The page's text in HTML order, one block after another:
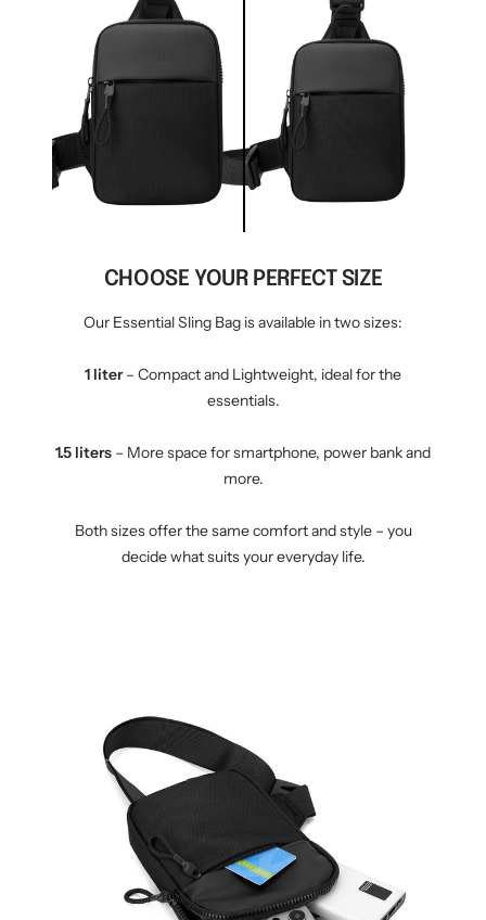
CHOOSE YOUR PERFECT SIZE
Our Essential Sling Bag is available in two sizes:
1 liter– Compact and Lightweight, ideal for the
essentials.
1.5 liters – More space for smartphone, power bank and
more.
Both sizes offer the same comfort and style – you
decide what suits your everyday life.